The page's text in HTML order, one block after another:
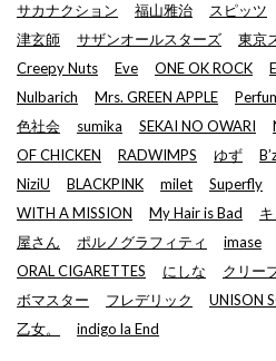
サカナクション
福山雅治 スピッツ
津玄師
サザンオールスターズ
東京
Creepy Nuts
Eve ONE OK ROCK
Nulbarich
Mrs. GREEN APPLE
色社会
sumika SEKAI NO OWARI
OF CHICKEN
RADWIMPS ゆず
NiziU
BLACKPINK milet Superfly
WITH A MISSION
My Hair is Bad
屋さん
ポルノグラフィティ imase
ORAL CIGARETTES
にしな クリー
ボマスター
フレデリック UNISON
乙女。
indigo la End